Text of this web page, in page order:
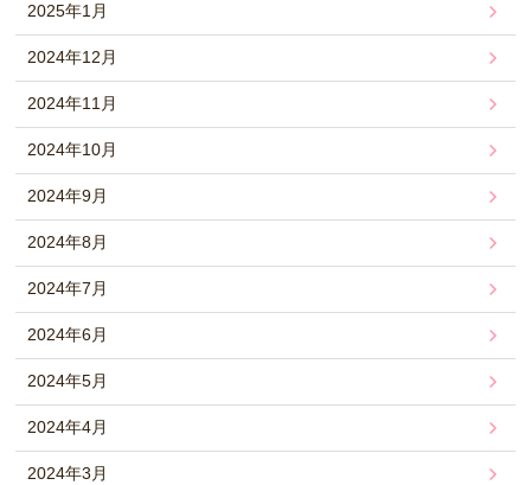
2025年1月
2024年12月
2024年11月
2024年10月
2024年9月
2024年8月
2024年7月
2024年6月
2024年5月
2024年4月
2024年3月